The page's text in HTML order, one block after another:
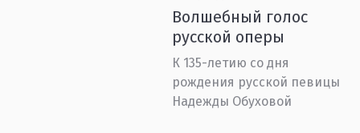
Волшебный голос
русской оперы
К 135-летию со дня
рождения русской певицы
Надежды Обуховой